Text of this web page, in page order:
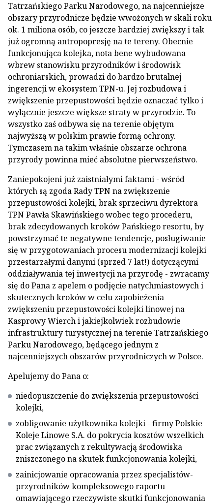
Tatrzańskiego Parku Narodowego, na najcenniejsze
obszary przyrodnicze będzie wwożonych w skali roku
ok. 1 miliona osób, co jeszcze bardziej zwiększy i tak
już ogromną antropopresję na te tereny. Obecnie
funkcjonująca kolejka, nota bene wybudowana
wbrew stanowisku przyrodników i środowisk
ochroniarskich, prowadzi do bardzo brutalnej
ingerencji w ekosystem TPN-u. Jej rozbudowa i
zwiększenie przepustowości będzie oznaczać tylko i
wyłącznie jeszcze większe straty w przyrodzie. To
wszystko zaś odbywa się na terenie objętym
najwyższą w polskim prawie formą ochrony.
Tymczasem na takim właśnie obszarze ochrona
przyrody powinna mieć absolutne pierwszeństwo.
Zaniepokojeni już zaistniałymi faktami - wśród
których są zgoda Rady TPN na zwiększenie
przepustowości kolejki, brak sprzeciwu dyrektora
TPN Pawła Skawińskiego wobec tego procederu,
brak zdecydowanych kroków Pańskiego resortu, by
powstrzymać te negatywne tendencje, posługiwanie
się w przygotowaniach procesu modernizacji kolejki
przestarzałymi danymi (sprzed 7 lat!) dotyczącymi
oddziaływania tej inwestycji na przyrodę - zwracamy
się do Pana z apelem o podjęcie natychmiastowych i
skutecznych kroków w celu zapobieżenia
zwiększeniu przepustowości kolejki linowej na
Kasprowy Wierch i jakiejkolwiek rozbudowie
infrastruktury turystycznej na terenie Tatrzańskiego
Parku Narodowego, będącego jednym z
najcenniejszych obszarów przyrodniczych w Polsce.
Apelujemy do Pana o:
niedopuszczenie do zwiększenia przepustowości
kolejki,
zobligowanie użytkownika kolejki - firmy Polskie
Koleje Linowe S.A. do pokrycia kosztów wszelkich
prac związanych z rekultywacją środowiska
zniszczonego na skutek funkcjonowania kolejki,
zainicjowanie opracowania przez specjalistów-
przyrodników kompleksowego raportu
omawiającego rzeczywiste skutki funkcjonowania